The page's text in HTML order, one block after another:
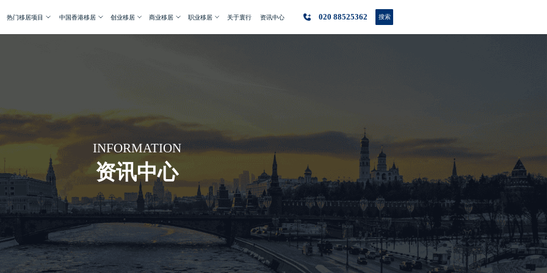
热门移居项目 中国香港移居 创业移居 商业移居 职业移居 关于寰行 资讯中心 020 88525362 搜索
INFORMATION
资讯中心